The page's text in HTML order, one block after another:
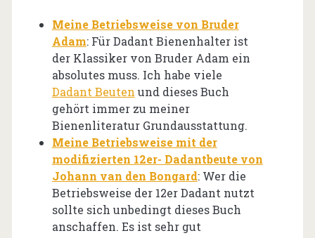
Meine Betriebsweise von Bruder
Adam: Für Dadant Bienenhalter ist
der Klassiker von Bruder Adam ein
absolutes muss. Ich habe viele
Dadant Beuten und dieses Buch
gehört immer zu meiner
Bienenliteratur Grundausstattung.
Meine Betriebsweise mit der
modifizierten 12er- Dadantbeute von
Johann van den Bongard: Wer die
Betriebsweise der 12er Dadant nutzt
sollte sich unbedingt dieses Buch
anschaffen. Es ist sehr gut